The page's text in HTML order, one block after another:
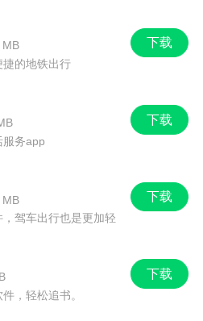
下载
MB
的地铁出行
下载
服务app
下载
驾车出行也是更加轻
下载
，轻松追书。